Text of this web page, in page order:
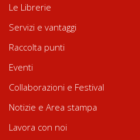
Le Librerie
Servizi e vantaggi
Raccolta punti
Eventi
Collaborazioni e Festival
Notizie e Area stampa
Lavora con noi